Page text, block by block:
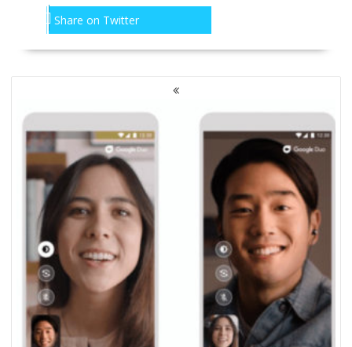
Share on Twitter
NAWIGACJA
WPISACH